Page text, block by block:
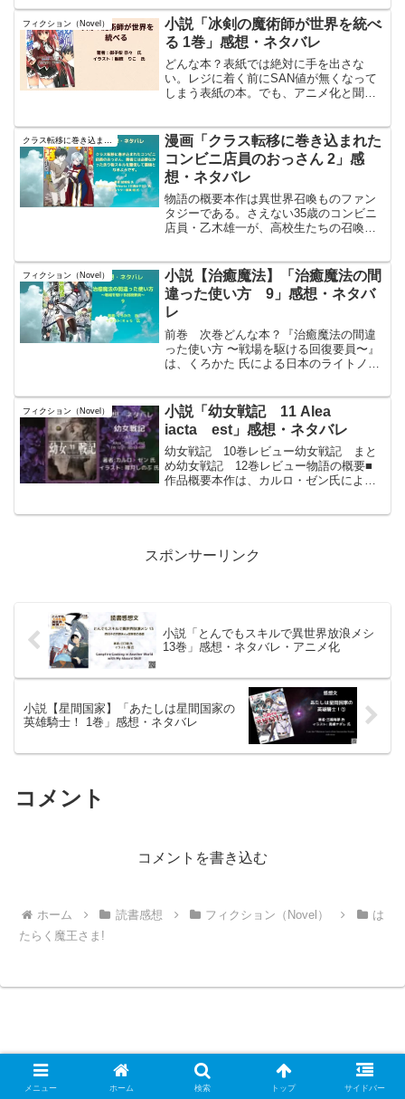
どころを網羅した「全巻完全ロードマッ
プ（インデックス）...
フィクション（Novel）
小説「冰剣の魔術師が世界を統べ
る 1巻」感想・ネタバレ
どんな本？表紙では絶対に手を出さな
い。レジに着く前にSAN値が無くなって
しまう表紙の本。でも、アニメ化と聞い
電子書籍なのに、目次がリンクされて無
い、、、いや、アルファ...
漫画「クラス転移に巻き込まれた
コンビニ店員のおっさん 2」感
想・ネタバレ
物語の概要本作は異世界召喚ものファン
タジーである。さえない35歳のコンビニ
店員・乙木雄一が、高校生たちの召喚に
へ転移する。勇者とは異なる扱いを受け
ながらも、その大量のス...
フィクション（Novel）
小説【治癒魔法】「治癒魔法の間
違った使い方 9」感想・ネタバ
レ
前巻 次巻どんな本？『治癒魔法の間違
った使い方 〜戦場を駆ける回復要員〜』
は、くろかた 氏による日本のライトノベ
で連載が始まり、2016年3月から2020年
3...
フィクション（Novel）
小説「幼女戦記 11 Alea
iacta est」感想・ネタバレ
幼女戦記 10巻レビュー幼女戦記 まと
め幼女戦記 12巻レビュー物語の概要■
作品概要本作は、カルロ・ゼン氏による
スポンサーリンク
小説「とんでもスキルで異世界放浪メシ
13巻」感想・ネタバレ・アニメ化
小説【星間国家】「あたしは星間国家の
英雄騎士！ 1巻」感想・ネタバレ
コメント
コメントを書き込む
ホーム 読書感想 フィクション（Novel）
は
たらく魔王さま!
こもの読書感想（旧柏バカ一代）
© 2021 こもの読書感想（旧柏バカ一代）.
メニュー ホーム 検索 トップ サイドバー